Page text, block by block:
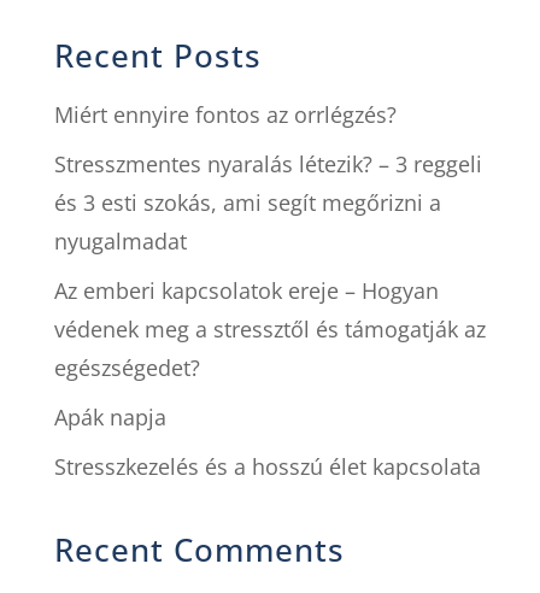
Recent Posts
Miért ennyire fontos az orrlégzés?
Stresszmentes nyaralás létezik? – 3 reggeli
és 3 esti szokás, ami segít megőrizni a
nyugalmadat
Az emberi kapcsolatok ereje – Hogyan
védenek meg a stressztől és támogatják az
egészségedet?
Apák napja
Stresszkezelés és a hosszú élet kapcsolata
Recent Comments